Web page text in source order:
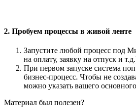
2. Пробуем процессы в живой ленте
Запустите любой процесс под
на оплату, заявку на отпуск и
При первом запуске система
бизнес-процесс. Чтобы не
можно указать вашего
Материал был полезен?